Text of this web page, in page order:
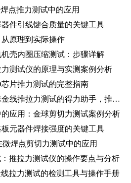
点推力测试中的应用
件引线键合质量的关键工具
原理到实际操作
壳内圈压缩测试：步骤详解
测试仪的原理与实测案例分析
片推力测试的完整指南
独家揭秘：COS芯片金球金线推拉力测试的得力助手，推拉力测试仪
应用：金球剪切力测试案例分析
元器件焊接强度的关键工具
微焊点剪切力测试中的应用
推拉力测试仪的操作要点与分析
拉力测试的检测工具与操作手册